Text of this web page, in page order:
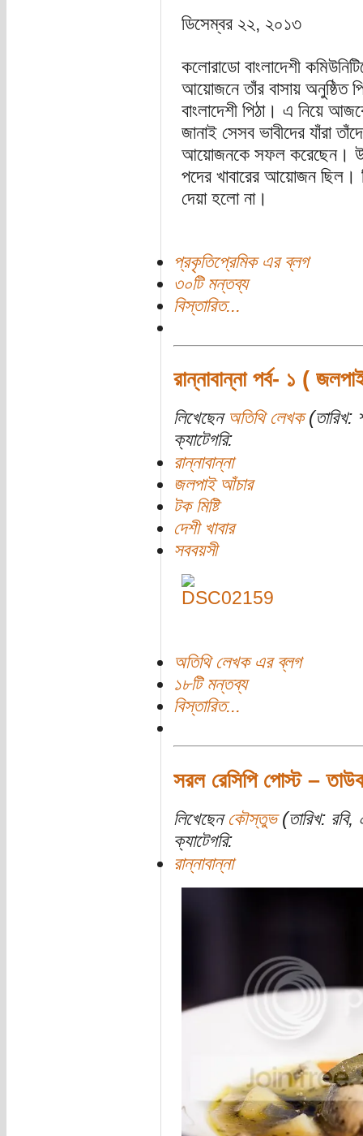
ডিসেম্বর ২২, ২০১৩
কলোরাডো বাংলাদেশী
আয়োজনে তাঁর বাসায় অনুষ্ঠিত
বাংলাদেশী পিঠা। এ নিয়ে
জানাই সেসব ভাবীদের যাঁরা
আয়োজনকে সফল করেছেন।
পদের খাবারের আয়োজন ছিল।
দেয়া হলো না।
প্রকৃতিপ্রেমিক এর ব্লগ
৩০টি মন্তব্য
বিস্তারিত...
রান্নাবান্না পর্ব- ১ (
লিখেছেন অতিথি লেখক(তারিখ:
ক্যাটেগরি:
রান্নাবান্না
জলপাই আঁচার
টক মিষ্টি
দেশী খাবার
সববয়সী
অতিথি লেখক এর ব্লগ
১৮টি মন্তব্য
বিস্তারিত...
সরল রেসিপি পোস্ট –
লিখেছেন কৌস্তুভ(তারিখ:
ক্যাটেগরি:
রান্নাবান্না